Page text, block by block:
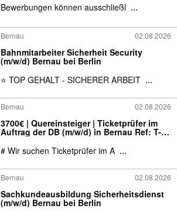
Bewerbungen können ausschließl ...
Bernau 02.08.2026
Bahnmitarbeiter Sicherheit Security
(m/w/d) Bernau bei Berlin
⭐ TOP GEHALT - SICHERER ARBEIT ...
Bernau 02.08.2026
3700€ | Quereinsteiger | Ticketprüfer im
Auftrag der DB (m/w/d) in Bernau Ref: T-
375 | §34a Sachkunde | Sicherheit |
Security
# Wir suchen Ticketprüfer im A ...
Bernau 02.08.2026
Sachkundeausbildung Sicherheitsdienst
(m/w/d) Bernau bei Berlin